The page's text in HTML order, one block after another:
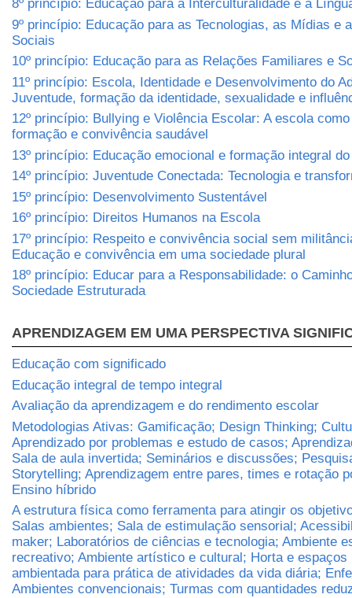
8º princípio: Educação para a Interculturalidade e a
9º princípio: Educação para as Tecnologias, as Mídias e
Sociais
10º princípio: Educação para as Relações Familiares e
11º princípio: Escola, Identidade e Desenvolvimento do
Juventude, formação da identidade, sexualidade e
12º princípio: Bullying e Violência Escolar: A escola
formação e convivência saudável
13º princípio: Educação emocional e formação integral
14º princípio: Juventude Conectada: Tecnologia e
15º princípio: Desenvolvimento Sustentável
16º princípio: Direitos Humanos na Escola
17º princípio: Respeito e convivência social sem
Educação e convivência em uma sociedade plural
18º princípio: Educar para a Responsabilidade: o
Sociedade Estruturada
APRENDIZAGEM EM UMA PERSPECTIVA
Educação com significado
Educação integral de tempo integral
Avaliação da aprendizagem e do rendimento escolar
Metodologias Ativas: Gamificação; Design Thinking;
Aprendizado por problemas e estudo de casos;
Sala de aula invertida; Seminários e discussões;
Storytelling; Aprendizagem entre pares, times e rotação
Ensino híbrido
A estrutura física como ferramenta para atingir os
Salas ambientes; Sala de estimulação sensorial;
maker; Laboratórios de ciências e tecnologia; Ambiente
recreativo; Ambiente artístico e cultural; Horta e espaços
ambientada para prática de atividades da vida diária;
Ambientes convencionais; Turmas com quantidades